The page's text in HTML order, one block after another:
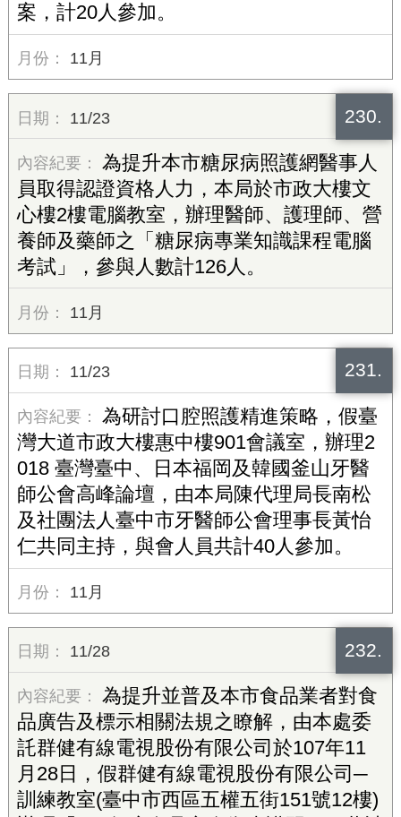
案，計20人參加。
11月
230.
11/23
為提升本市糖尿病照護網醫事人
員取得認證資格人力，本局於市政大樓文
心樓2樓電腦教室，辦理醫師、護理師、營
養師及藥師之「糖尿病專業知識課程電腦
考試」，參與人數計126人。
11月
231.
11/23
為研討口腔照護精進策略，假臺
灣大道市政大樓惠中樓901會議室，辦理2
018 臺灣臺中、日本福岡及韓國釜山牙醫
師公會高峰論壇，由本局陳代理局長南松
及社團法人臺中市牙醫師公會理事長黃怡
仁共同主持，與會人員共計40人參加。
11月
232.
11/28
為提升並普及本市食品業者對食
品廣告及標示相關法規之瞭解，由本處委
託群健有線電視股份有限公司於107年11
月28日，假群健有線電視股份有限公司─
訓練教室(臺中市西區五權五街151號12樓)